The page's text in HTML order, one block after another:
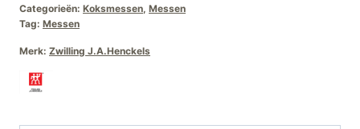
Categorieën: Koksmessen, Messen
Tag: Messen
Merk: Zwilling J.A.Henckels